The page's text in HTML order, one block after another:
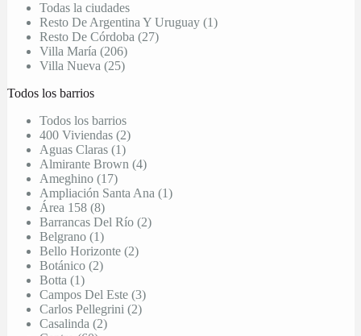
Todas la ciudades
Resto De Argentina Y Uruguay (1)
Resto De Córdoba (27)
Villa María (206)
Villa Nueva (25)
Todos los barrios
Todos los barrios
400 Viviendas (2)
Aguas Claras (1)
Almirante Brown (4)
Ameghino (17)
Ampliación Santa Ana (1)
Área 158 (8)
Barrancas Del Río (2)
Belgrano (1)
Bello Horizonte (2)
Botánico (2)
Botta (1)
Campos Del Este (3)
Carlos Pellegrini (2)
Casalinda (2)